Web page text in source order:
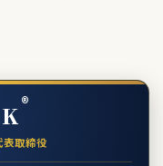
®
取締役